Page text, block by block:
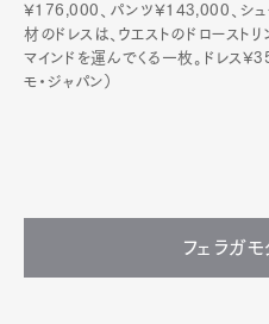
¥176,000、パンツ¥143,000、シ
材のドレスは、ウエストのドロースト
マインドを運んでくる一枚。ドレス
モ・ジャパン）
フェラガ